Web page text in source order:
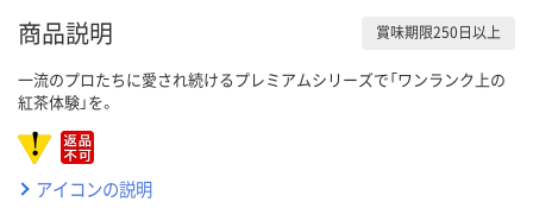
商品説明 賞味期限250日以上
一流のプロたちに愛され続けるプレミアムシリーズで「ワンランク上の
紅茶体験」を。
アイコンの説明